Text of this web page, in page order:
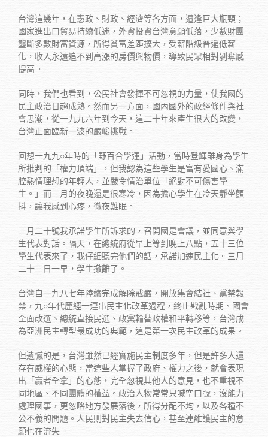
台灣這幾年，在憲政、財政、經濟等各方面，遭逢巨大瓶頸；
國家進出口貿易持續低迷，外資投資台灣意願低落，少數財團
壟斷多數財富資源，所得貧富差距擴大，受薪階級普遍低薪
化，收入永遠追不到高漲的房價與物價，導致民眾相對剝奪感
提高。
同時，我們也看到，公民社會發揮不可忽視的力量，使我國的
民主政治日趨成熟。然而另一方面，國內國外的政經條件與社
會思潮，從一九九六年到今天，這二十年來產生很大的改變，
台灣正面臨新一波的嚴峻挑戰。
回想一九九○年時的「野百合學運」活動，當時登輝雖身為學生
所批判的「權力頂端」，但我認為這些學生是富有愛國心、滿
腔熱情理想的年輕人，並嚴令情治單位「絕對不可傷害學
生。」而三月的夜晚還是很寒冷，因為擔心學生在冷天靜坐顫
抖，讓我感到心疼，徹夜難眠。
三月二十號我承諾學生所訴求的，召開國是會議，並同意與學
生代表對話。隔天，在總統府從早上等到晚上八點，五十三位
學生代表來了，我仔細聽完他們的話，承諾加速民主化。三月
二十三日一早，學生撤離了。
台灣自一九八七年陸續完成解除戒嚴，開放集會結社、黨禁報
禁，九○年代歷經一連串民主化改革過程，終止戡亂時期、國會
全面改選、總統直接民選、政黨輪替政權和平轉移等，台灣成
為亞洲民主轉型最成功的典範，這是第一次民主改革的成果。
但遺憾的是，台灣雖然已經實施民主制度多年，但是許多人還
存有威權的心態，當這些人掌握了政府、權力之後，就會表現
出「贏者全拿」的心態，完全忽視其他人的意見，也不重視不
同地區、不同團體的權益。政治人物常常只喊空口號，沒能力
處理國事，更忽略地方發展落後，所得分配不均，以及各種不
公不義的問題。人民則對民主失去信心，甚至連維護民主的意
願也在流失。